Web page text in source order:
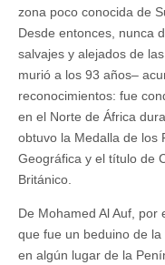
zona poco conocida de
Desde entonces, nunca
salvajes y alejados de
murió a los 93 años–
reconocimientos: fue
en el Norte de África
obtuvo la Medalla de los
Geográfica y el título de
Británico.
De Mohamed Al Auf, por
que fue un beduino de
en algún lugar de la